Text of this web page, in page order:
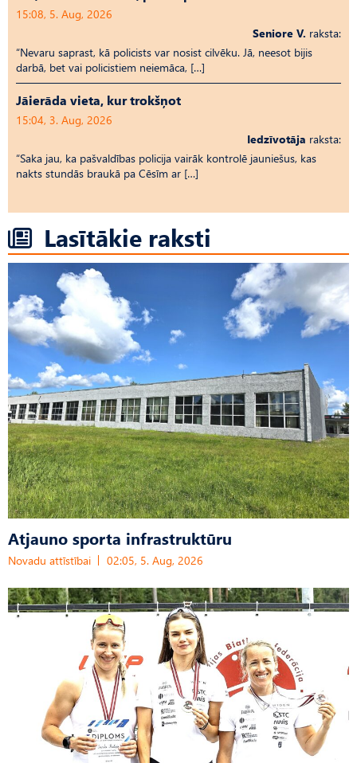
15:08, 5. Aug, 2026
Seniore V. raksta:
“Nevaru saprast, kā policists var nosist cilvēku. Jā, neesot bijis
darbā, bet vai policistiem neiemāca, […]
Jāierāda vieta, kur trokšņot
15:04, 3. Aug, 2026
Iedzīvotāja raksta:
“Saka jau, ka pašvaldības policija vairāk kontrolē jauniešus, kas
nakts stundās braukā pa Cēsīm ar […]
Lasītākie raksti
Atjauno sporta infrastruktūru
Novadu attīstībai 02:05, 5. Aug, 2026